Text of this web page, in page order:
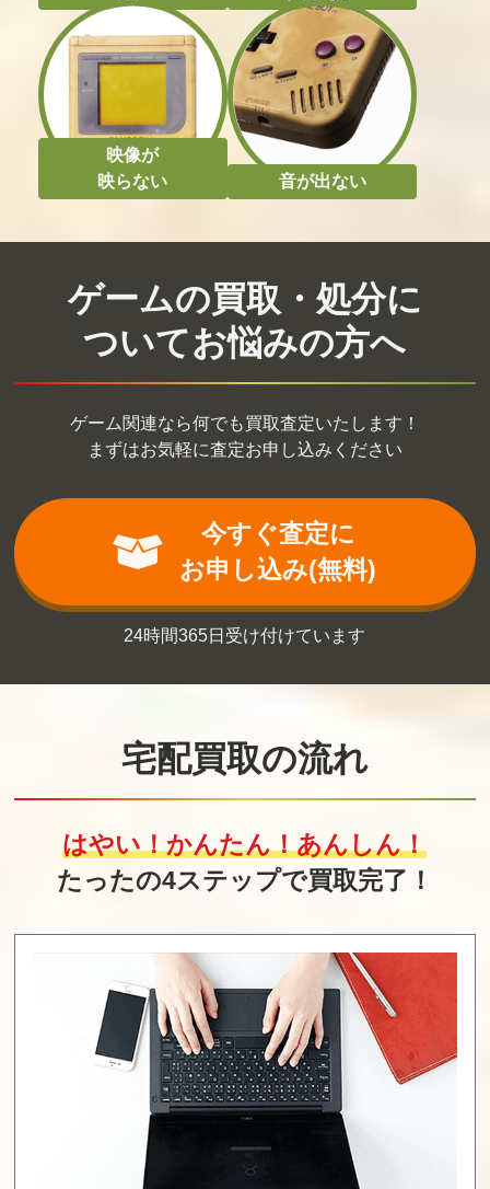
映像が
映らない
音が出ない
ゲームの買取・処分に
ついてお悩みの方へ
ゲーム関連なら何でも買取査定いたします！
まずはお気軽に査定お申し込みください
今すぐ査定に
お申し込み(無料)
24時間365日受け付けています
宅配買取の流れ
はやい！かんたん！あんしん！
たったの4ステップで買取完了！